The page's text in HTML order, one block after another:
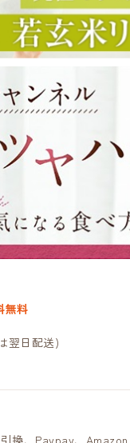
無料
翌日配送)